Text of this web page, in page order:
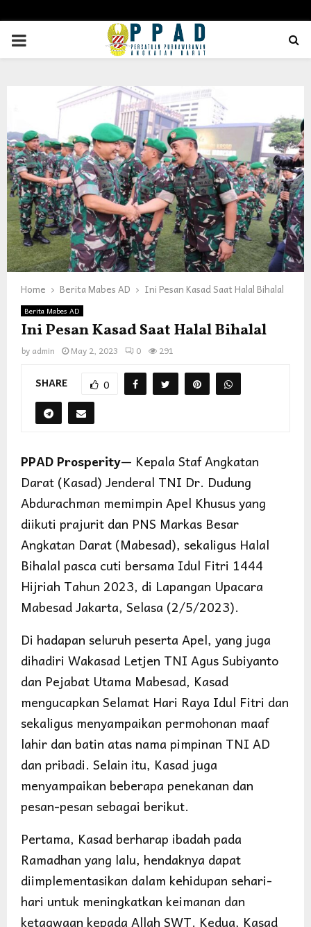
PRIMARY
Home Berita Mabes AD Ini Pesan Kasad Saat Halal Bihalal
Berita Mabes AD
Ini Pesan Kasad Saat Halal Bihalal
by admin May 2, 2023 0 291
SHARE 0
PPAD Prosperity— Kepala Staf Angkatan
Darat (Kasad) Jenderal TNI Dr. Dudung
Abdurachman memimpin Apel Khusus yang
diikuti prajurit dan PNS Markas Besar
Angkatan Darat (Mabesad), sekaligus Halal
Bihalal pasca cuti bersama Idul Fitri 1444
Hijriah Tahun 2023, di Lapangan Upacara
Mabesad Jakarta, Selasa (2/5/2023).
Di hadapan seluruh peserta Apel, yang juga
dihadiri Wakasad Letjen TNI Agus Subiyanto
dan Pejabat Utama Mabesad, Kasad
mengucapkan Selamat Hari Raya Idul Fitri dan
sekaligus menyampaikan permohonan maaf
lahir dan batin atas nama pimpinan TNI AD
dan pribadi. Selain itu, Kasad juga
menyampaikan beberapa penekanan dan
pesan-pesan sebagai berikut.
Pertama, Kasad berharap ibadah pada
Ramadhan yang lalu, hendaknya dapat
diimplementasikan dalam kehidupan sehari-
hari untuk meningkatkan keimanan dan
ketaqwaan kepada Allah SWT. Kedua, Kasad